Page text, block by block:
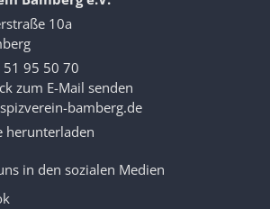
10a
51 95 50 70
zum E-Mail senden
bamberg.de
herunterladen
in den sozialen Medien